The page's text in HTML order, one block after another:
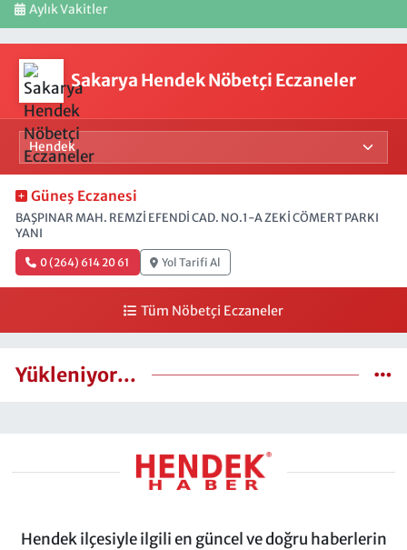
Aylık Vakitler
Sakarya Hendek Nöbetçi Eczaneler
Güneş Eczanesi
BAŞPINAR MAH. REMZİ EFENDİ CAD. NO.1-A ZEKİ CÖMERT PARKI
YANI
0 (264) 614 20 61 Yol Tarifi Al
Tüm Nöbetçi Eczaneler
Yükleniyor...
Hendek ilçesiyle ilgili en güncel ve doğru haberlerin